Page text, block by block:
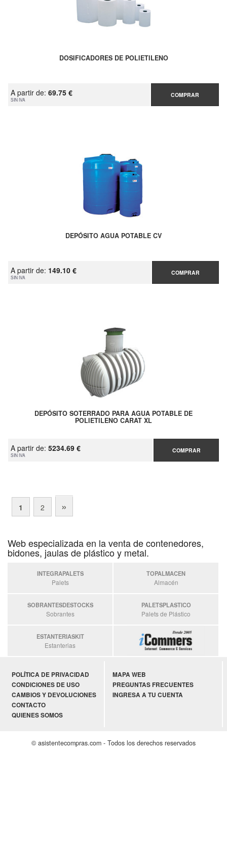
DOSIFICADORES DE POLIETILENO
A partir de: 69.75 €
SIN IVA
COMPRAR
DEPÓSITO AGUA POTABLE CV
A partir de: 149.10 €
SIN IVA
COMPRAR
DEPÓSITO SOTERRADO PARA AGUA POTABLE DE
POLIETILENO CARAT XL
A partir de: 5234.69 €
SIN IVA
COMPRAR
1 2 »
Web especializada en la venta de contenedores,
bidones, jaulas de plástico y metal.
INTEGRAPALETS
Palets
TOPALMACEN
Almacén
SOBRANTESDESTOCKS
Sobrantes
PALETSPLASTICO
Palets de Plástico
ESTANTERIASKIT
Estanterias
POLÍTICA DE PRIVACIDAD
CONDICIONES DE USO
CAMBIOS Y DEVOLUCIONES
CONTACTO
QUIENES SOMOS
MAPA WEB
PREGUNTAS FRECUENTES
INGRESA A TU CUENTA
© asistentecompras.com - Todos los derechos reservados